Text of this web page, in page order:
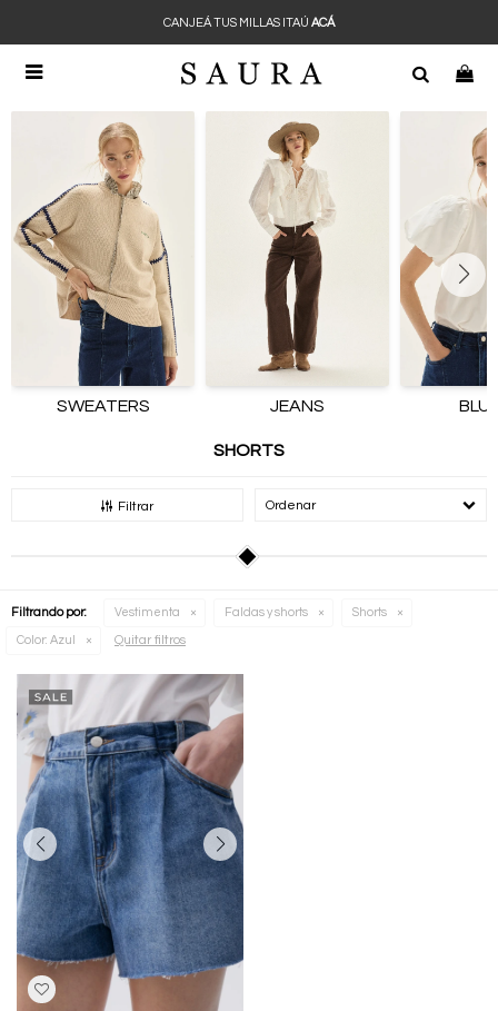

CANJEÁ TUS MILLAS ITAÚ ACÁ
SWEATERS JEANS
SHORTS
Filtrar Recomendados
Filtrando por: Vestimenta Faldas y shorts Shorts
Color: Azul Quitar filtros